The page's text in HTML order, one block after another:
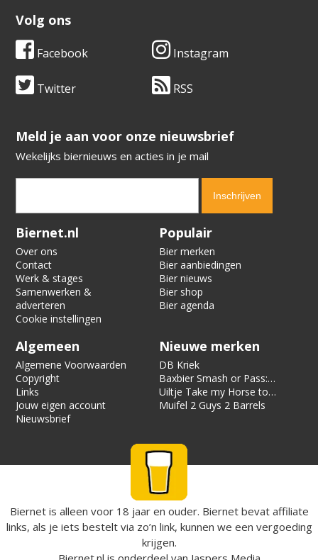
Volg ons
Facebook Instagram
Twitter RSS
​​​​​​​Meld je aan voor onze nieuwsbrief
Wekelijks biernieuws en acties in je mail
Verification code:
Biernet.nl
Over ons
Contact
Werk & stages
Samenwerken &
adverteren
Cookie instellingen
Populair
Bier merken
Bier aanbiedingen
Bier nieuws
Bier shop
Bier agenda
Algemeen
Algemene Voorwaarden
Copyright
Links
Jouw eigen account
Nieuwsbrief
Nieuwe merken
DB Kriek
Baxbier Smash or Pass:
Strata
Uiltje Take my Horse to
the Hotel Room
Muifel 2 Guys 2 Barrels
Biernet is alleen voor 18 jaar en ouder. Biernet bevat affiliate
links, als je iets bestelt via zo’n link, kunnen we een vergoeding
krijgen.